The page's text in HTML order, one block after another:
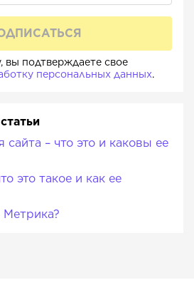
вы подтверждаете свое
персональных данных.
сайта – что это и каковы ее
это такое и как ее
Метрика?